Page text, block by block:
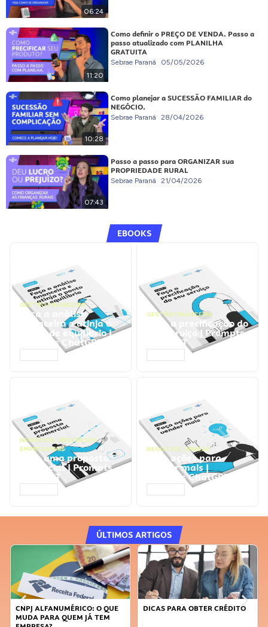
06:24
11:20
Como definir o PREÇO DE VENDA. Passo a
passo atualizado com PLANILHA
GRATUITA
Sebrae Paraná 05/05/2026
10:28
Como planejar a SUCESSÃO FAMILIAR do
NEGÓCIO.
Sebrae Paraná 28/04/2026
07:43
Passo a passo para ORGANIZAR sua
PROPRIEDADE RURAL
Sebrae Paraná 21/04/2026
EBOOKS
GESTÃO FINANCEIRA
Faça a análise
financeira e atinja o
ponto de equilíbrio |
Prompts ChatGPT
GESTÃO FINANCEIRA
Faça a precificação do
seu serviço | Prompts
ChatGPT
NEGÓCIOS, PROCESSOS
EMPRESARIAIS
Faça uma proposta
comercial | Prompts
ChatGPT
NEGÓCIOS, VENDAS
Faça ações para
vender mais |
Prompts ChatGPT
ÚLTIMOS ARTIGOS
DICAS PARA OBTER CRÉDITO
FAÇA A DIFERENÇA: SEJA